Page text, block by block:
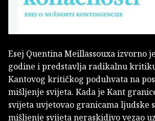
Esej Quentina Meillassouxa izvorno
godine i predstavlja radikalnu
Kantovog kritičkog poduhvata na
mišljenje svijeta. Kada je Kant
svijeta uvjetovao granicama ljudske
mišljenje svijeta neraskidivo vezao